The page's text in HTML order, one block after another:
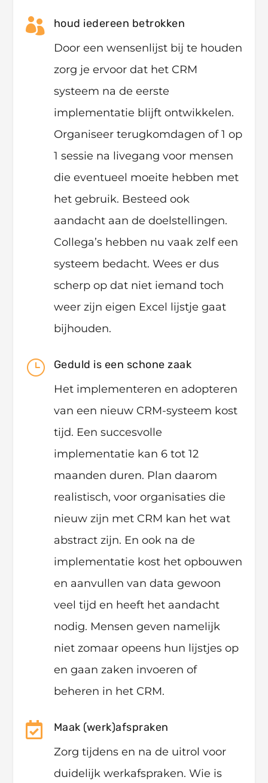

houd iedereen betrokken
Door een wensenlijst bij te houden
zorg je ervoor dat het CRM
systeem na de eerste
implementatie blijft ontwikkelen.
Organiseer terugkomdagen of 1 op
1 sessie na livegang voor mensen
die eventueel moeite hebben met
het gebruik. Besteed ook
aandacht aan de doelstellingen.
Collega’s hebben nu vaak zelf een
systeem bedacht. Wees er dus
scherp op dat niet iemand toch
weer zijn eigen Excel lijstje gaat
bijhouden.
}
Geduld is een schone zaak
Het implementeren en adopteren
van een nieuw CRM-systeem kost
tijd. Een succesvolle
implementatie kan 6 tot 12
maanden duren. Plan daarom
realistisch, voor organisaties die
nieuw zijn met CRM kan het wat
abstract zijn. En ook na de
implementatie kost het opbouwen
en aanvullen van data gewoon
veel tijd en heeft het aandacht
nodig. Mensen geven namelijk
niet zomaar opeens hun lijstjes op
en gaan zaken invoeren of
beheren in het CRM.

Maak (werk)afspraken
Zorg tijdens en na de uitrol voor
duidelijk werkafspraken. Wie is